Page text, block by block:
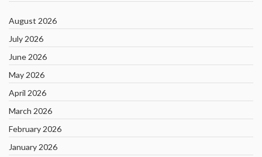
August 2026
July 2026
June 2026
May 2026
April 2026
March 2026
February 2026
January 2026